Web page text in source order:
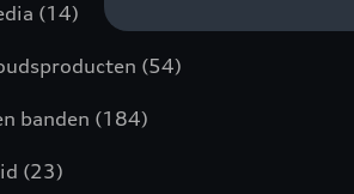
(14)
(54)
banden (184)
(23)